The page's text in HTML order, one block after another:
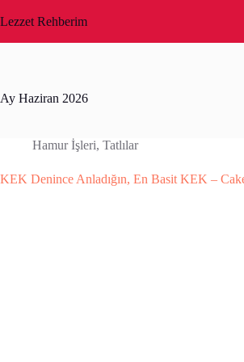
to
Lezzet Rehberim
Ay Haziran 2026
Hamur İşleri, Tatlılar
KEK Denince Anladığın, En Basit KEK –